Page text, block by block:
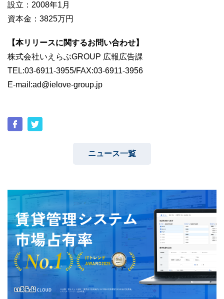
設立：2008年1月
資本金：3825万円
【本リリースに関するお問い合わせ】
株式会社いえらぶGROUP 広報広告課
TEL:03-6911-3955/FAX:03-6911-3956
E-mail:ad@ielove-group.jp
ニュース一覧